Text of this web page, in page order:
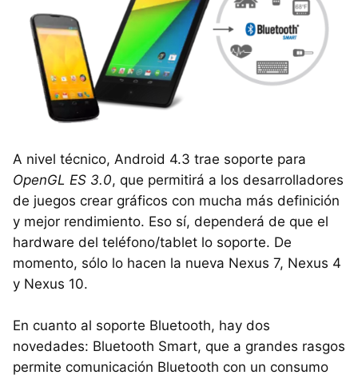
A nivel técnico, Android 4.3 trae soporte para
OpenGL ES 3.0, que permitirá a los desarrolladores
de juegos crear gráficos con mucha más definición
y mejor rendimiento. Eso sí, dependerá de que el
hardware del teléfono/tablet lo soporte. De
momento, sólo lo hacen la nueva Nexus 7, Nexus 4
y Nexus 10.
En cuanto al soporte Bluetooth, hay dos
novedades: Bluetooth Smart, que a grandes rasgos
permite comunicación Bluetooth con un consumo